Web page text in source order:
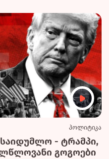
პოლიტიკა
- ტრამპი,
გოგოები